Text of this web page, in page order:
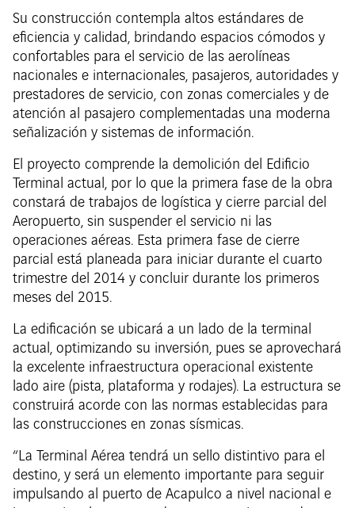
Su construcción contempla altos estándares de
eficiencia y calidad, brindando espacios cómodos y
confortables para el servicio de las aerolíneas
nacionales e internacionales, pasajeros, autoridades y
prestadores de servicio, con zonas comerciales y de
atención al pasajero complementadas una moderna
señalización y sistemas de información.
El proyecto comprende la demolición del Edificio
Terminal actual, por lo que la primera fase de la obra
constará de trabajos de logística y cierre parcial del
Aeropuerto, sin suspender el servicio ni las
operaciones aéreas. Esta primera fase de cierre
parcial está planeada para iniciar durante el cuarto
trimestre del 2014 y concluir durante los primeros
meses del 2015.
La edificación se ubicará a un lado de la terminal
actual, optimizando su inversión, pues se aprovechará
la excelente infraestructura operacional existente
lado aire (pista, plataforma y rodajes). La estructura se
construirá acorde con las normas establecidas para
las construcciones en zonas sísmicas.
“La Terminal Aérea tendrá un sello distintivo para el
destino, y será un elemento importante para seguir
impulsando al puerto de Acapulco a nivel nacional e